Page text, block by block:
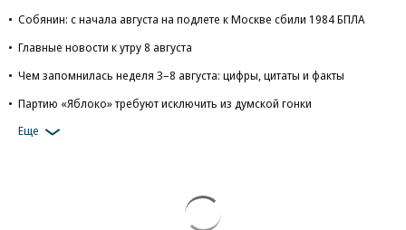
Собянин: с начала августа на подлете к Москве сбили 1984 БПЛА
Главные новости к утру 8 августа
Чем запомнилась неделя 3–8 августа: цифры, цитаты и факты
Партию «Яблоко» требуют исключить из думской гонки
Еще